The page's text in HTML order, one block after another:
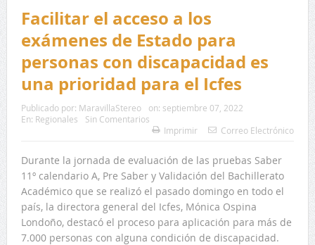
Facilitar el acceso a los
exámenes de Estado para
personas con discapacidad es
una prioridad para el Icfes
Publicado por: MaravillaStereo on: septiembre 07, 2022
En: Regionales
Sin Comentarios
Imprimir
Correo Electrónico
Durante la jornada de evaluación de las pruebas Saber
11º calendario A, Pre Saber y Validación del Bachillerato
Académico que se realizó el pasado domingo en todo el
país, la directora general del Icfes, Mónica Ospina
Londoño, destacó el proceso para aplicación para más de
7.000 personas con alguna condición de discapacidad.